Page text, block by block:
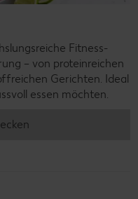
Fitness-
– von proteinreichen
Gerichten. Ideal
essen möchten.